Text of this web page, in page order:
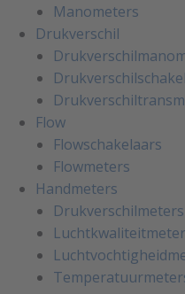
Manometers
Drukverschil
Flow
Flowschakelaars
Flowmeters
Handmeters
Drukverschilmeters